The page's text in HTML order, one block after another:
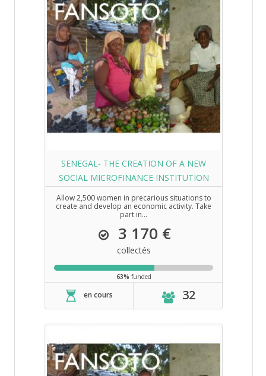
SENEGAL- THE CREATION OF A NEW
SOCIAL MICROFINANCE INSTITUTION
Allow 2,500 women in precarious situations to
create and develop an economic activity. Take
part in...
3 170 €
collectés
63% funded
en cours 32